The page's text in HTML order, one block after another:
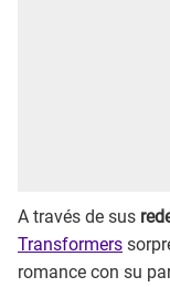
A través de sus
Transformers
romance con su